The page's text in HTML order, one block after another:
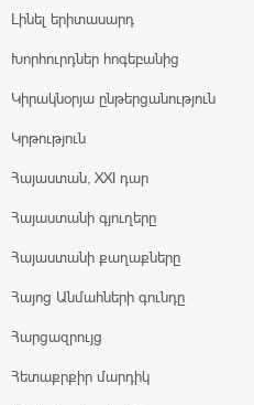
Լինել երիտասարդ
Խորհուրդներ հոգեբանից
Կիրակնօրյա ընթերցանություն
Կրթություն
Հայաստան, XXI դար
Հայաստանի գյուղերը
Հայաստանի քաղաքները
Հայոց Անմահների գունդը
Հարցազրույց
Հետաքրքիր մարդիկ